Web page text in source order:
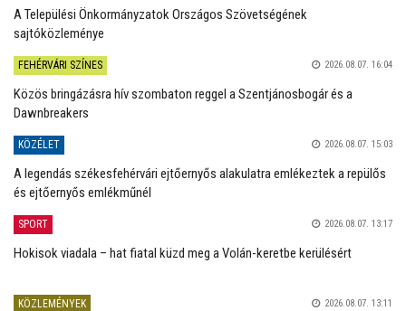
A Települési Önkormányzatok Országos Szövetségének
sajtóközleménye
FEHÉRVÁRI SZÍNES 2026.08.07. 16:04
Közös bringázásra hív szombaton reggel a Szentjánosbogár és a
Dawnbreakers
KÖZÉLET 2026.08.07. 15:03
A legendás székesfehérvári ejtőernyős alakulatra emlékeztek a repülős
és ejtőernyős emlékműnél
SPORT 2026.08.07. 13:17
Hokisok viadala – hat fiatal küzd meg a Volán-keretbe kerülésért
KÖZLEMÉNYEK 2026.08.07. 13:11